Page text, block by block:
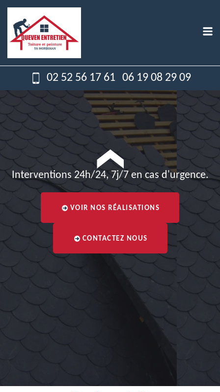
02 52 56 17 61 06 19 08 29 09
Interventions 24h/24, 7j/7 en cas d'urgence.
VOIR NOS RÉALISATIONS
CONTACTEZ NOUS